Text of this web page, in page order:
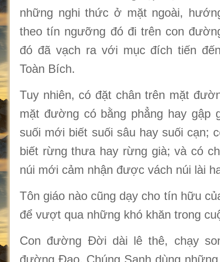
những nghi thức ở mặt ngoài,
theo tín ngưỡng đó đi trên con
đó đã vạch ra với mục đích tiến
Toàn Bích.
Tuy nhiên, có đặt chân trên mặt
mặt đường có bằng phẳng hay gập
suối mới biết suối sâu hay suối cạn;
biết rừng thưa hay rừng già; và có
núi mới cảm nhận được vách núi lài
Tôn giáo nào cũng dạy cho tín hữu
để vượt qua những khó khăn trong
Con đường Đời dài lê thê, chạy
đường Đạo, Chúng Sanh dùng